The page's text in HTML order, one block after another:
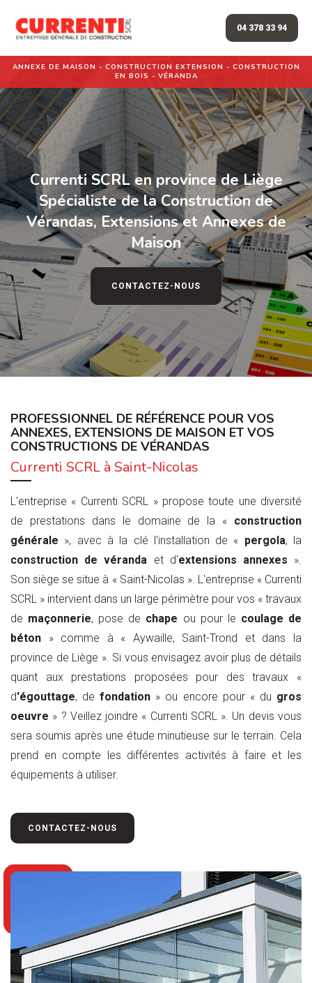
04 378 33 94
ANNEXE DE MAISON - CONSTRUCTION EXTENSION - CONSTRUCTION
EN BOIS - VÉRANDA
Currenti SCRL en province de Liège
Spécialiste de la Construction de
Vérandas, Extensions et Annexes de
Maison
CONTACTEZ-NOUS
PROFESSIONNEL DE RÉFÉRENCE POUR VOS
ANNEXES, EXTENSIONS DE MAISON ET VOS
CONSTRUCTIONS DE VÉRANDAS
Currenti SCRL à Saint-Nicolas
L'entreprise « Currenti SCRL » propose toute une diversité
de prestations dans le domaine de la « construction
générale », avec à la clé l'installation de « pergola, la
construction de véranda et d'extensions annexes ».
Son siège se situe à « Saint-Nicolas ». L'entreprise « Currenti
SCRL » intervient dans un large périmètre pour vos « travaux
de maçonnerie, pose de chape ou pour le coulage de
béton » comme à « Aywaille, Saint-Trond et dans la
province de Liège ». Si vous envisagez avoir plus de détails
quant aux prestations proposées pour des travaux «
d'égouttage, defondation » ou encore pour « du gros
oeuvre » ? Veillez joindre « Currenti SCRL ». Un devis vous
sera soumis après une étude minutieuse sur le terrain. Cela
prend en compte les différentes activités à faire et les
équipements à utiliser.
CONTACTEZ-NOUS